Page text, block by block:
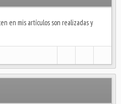
en mis artículos son realizadas y